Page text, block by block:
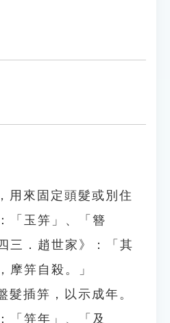
用來固定頭髮或別住
「玉笄」、「簪
三．趙世家》：「其
摩笄自殺。」
髮插笄，以示成年。
「笄年」、「及